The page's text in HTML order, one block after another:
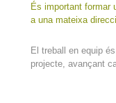
És important formar
a una mateixa
El treball en equip
projecte, avançant